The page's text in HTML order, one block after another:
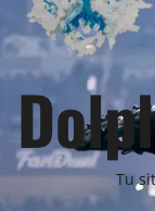
Tu